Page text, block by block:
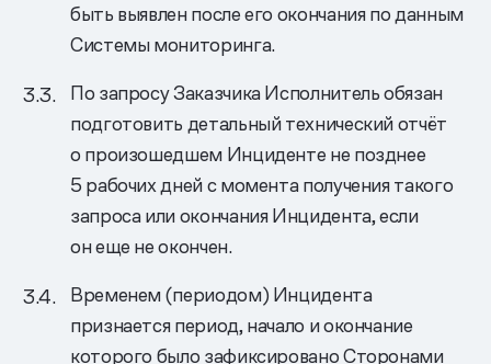
быть выявлен после его окончания по данным
Системы мониторинга.
По запросу Заказчика Исполнитель обязан
подготовить детальный технический отчёт
о произошедшем Инциденте не позднее
5 рабочих дней с момента получения такого
запроса или окончания Инцидента, если
он еще не окончен.
Временем (периодом) Инцидента
признается период, начало и окончание
которого было зафиксировано Сторонами